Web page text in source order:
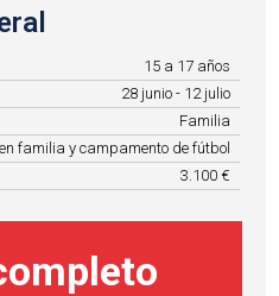
15 a 17 años
28 junio - 12 julio
Familia
familia y campamento de fútbol
3.100 €